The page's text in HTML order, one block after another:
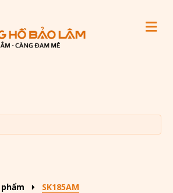
phẩm SK185AM